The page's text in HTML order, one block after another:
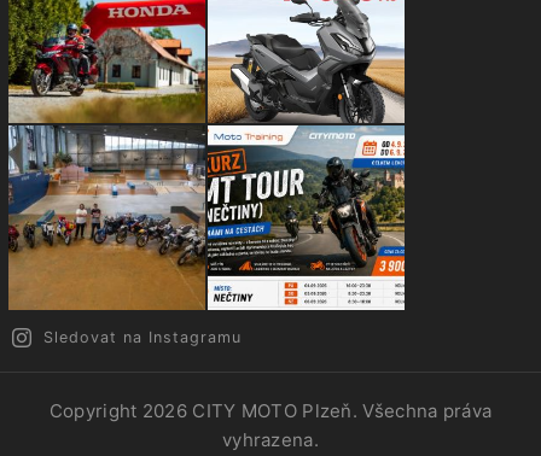
Sledovat na Instagramu
Copyright 2026 CITY MOTO Plzeň. Všechna práva
vyhrazena.